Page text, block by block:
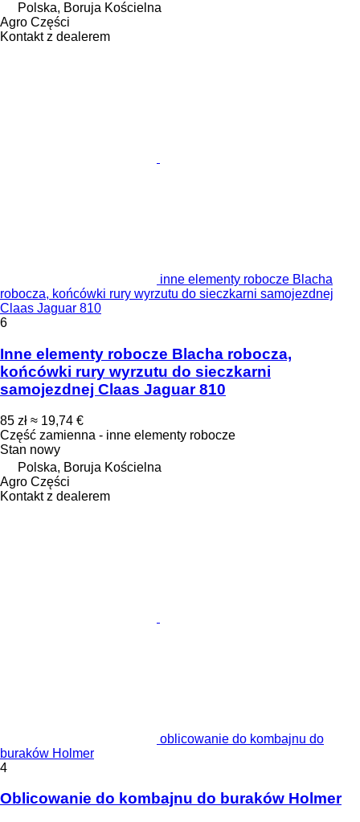
Polska, Boruja Kościelna
Agro Części
Kontakt z dealerem
inne elementy robocze Blacha
robocza, końcówki rury wyrzutu do sieczkarni samojezdnej
Claas Jaguar 810
6
Inne elementy robocze Blacha robocza,
końcówki rury wyrzutu do sieczkarni
samojezdnej Claas Jaguar 810
85 zł ≈ 19,74 €
Część zamienna - inne elementy robocze
Stan nowy
Polska, Boruja Kościelna
Agro Części
Kontakt z dealerem
oblicowanie do kombajnu do
buraków Holmer
4
Oblicowanie do kombajnu do buraków Holmer